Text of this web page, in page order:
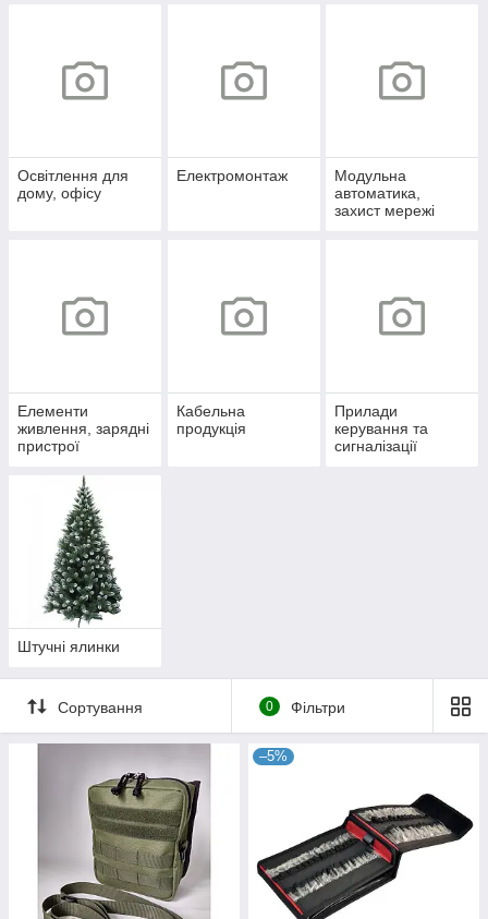
Освітлення для
дому, офісу
Електромонтаж
Модульна
автоматика,
захист мережі
Елементи
живлення, зарядні
пристрої
Кабельна
продукція
Прилади
керування та
сигналізації
Штучні ялинки
Сортування 0 Фільтри
–5%